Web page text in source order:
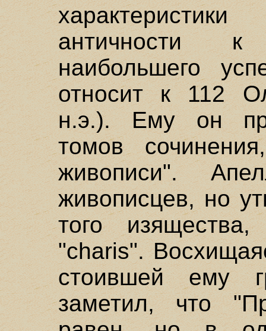
античности
наибольшего
относит к 112
н.э.). Ему он
томов
живописи".
живописцев, но
того
"charis".
стоившей ему
заметил, что